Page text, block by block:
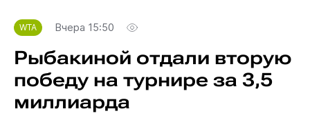
WTA Вчера 15:50
Рыбакиной отдали вторую
победу на турнире за 3,5
миллиарда